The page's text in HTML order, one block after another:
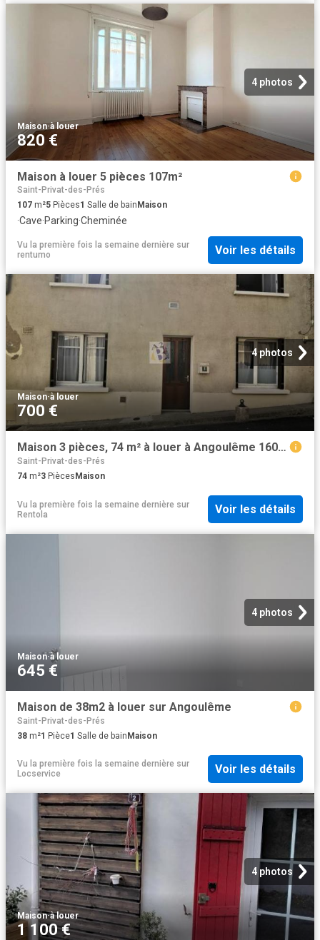
4 photos
Maison·à louer
820 €
Maison à louer 5 pièces 107m²
Saint-Privat-des-Prés
107 m²5 Pièces1 Salle de bain Maison
·Cave·Parking·Cheminée
Vu la première fois la semaine dernière sur
rentumo
Voir les détails
4 photos
Maison·à louer
700 €
Maison 3 pièces, 74 m² à louer à Angoulême 16000
Saint-Privat-des-Prés
74 m²3 Pièces Maison
Vu la première fois la semaine dernière sur
Rentola
Voir les détails
4 photos
Maison·à louer
645 €
Maison de 38m2 à louer sur Angoulême
Saint-Privat-des-Prés
38 m²1 Pièce1 Salle de bainMaison
Vu la première fois la semaine dernière sur
Locservice
Voir les détails
4 photos
Maison·à louer
1 100 €